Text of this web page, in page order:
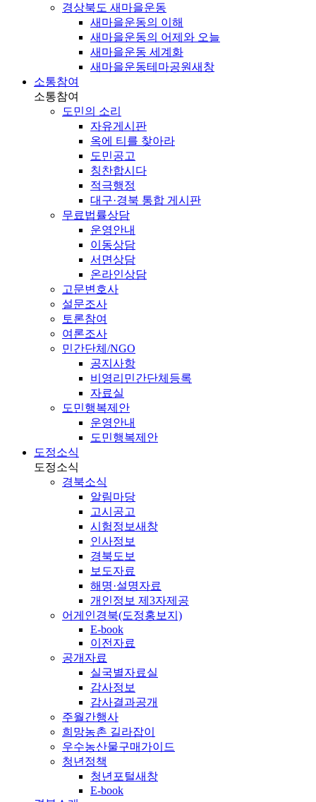
경상북도 새마을운동
새마을운동의 이해
새마을운동의 어제와 오늘
새마을운동 세계화
새마을운동테마공원새창
소통참여
소통참여
도민의 소리
자유게시판
옥에 티를 찾아라
도민공고
칭찬합시다
적극행정
대구·경북 통합 게시판
무료법률상담
운영안내
이동상담
서면상담
온라인상담
고문변호사
설문조사
토론참여
여론조사
민간단체/NGO
공지사항
비영리민간단체등록
자료실
도민행복제안
운영안내
도민행복제안
도정소식
도정소식
경북소식
알림마당
고시공고
시험정보새창
인사정보
경북도보
보도자료
해명·설명자료
개인정보 제3자제공
어게인경북(도정홍보지)
E-book
이전자료
공개자료
실국별자료실
감사정보
감사결과공개
주월간행사
희망농촌 길라잡이
우수농산물구매가이드
청년정책
청년포털새창
E-book